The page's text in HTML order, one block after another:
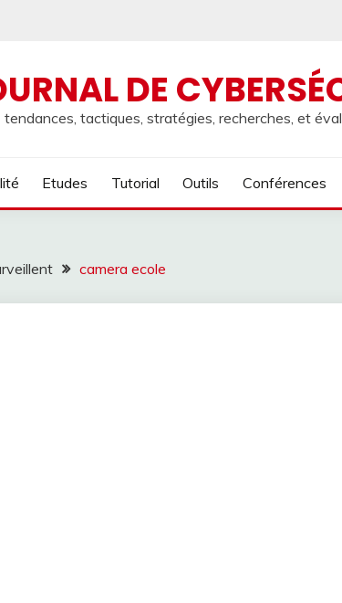
DE
tendances, tactiques, stratégies, recherches, et
Etudes Tutorial Outils Conférences
camera ecole